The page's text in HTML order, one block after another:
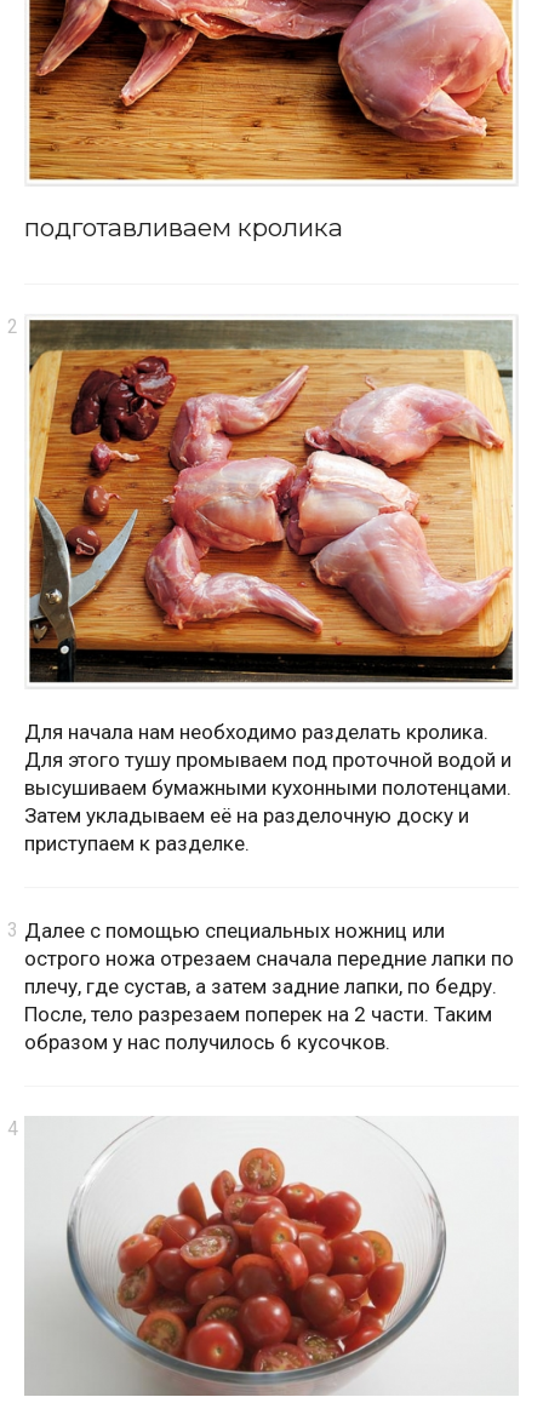
подготавливаем кролика
Для начала нам необходимо разделать кролика.
Для этого тушу промываем под проточной водой и
высушиваем бумажными кухонными полотенцами.
Затем укладываем её на разделочную доску и
приступаем к разделке.
Далее с помощью специальных ножниц или
острого ножа отрезаем сначала передние лапки по
плечу, где сустав, а затем задние лапки, по бедру.
После, тело разрезаем поперек на 2 части. Таким
образом у нас получилось 6 кусочков.